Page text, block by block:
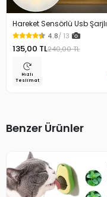
Hareket Sensörlü Usb Şarjlı
Beyaz Led Işık Lamba
4.8/ 13
135,00 TL240,00 TL
Hızlı
Teslimat
Benzer Ürünler